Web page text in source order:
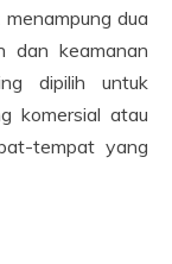
dua
dan keamanan
dipilih untuk
komersial atau
tempat yang